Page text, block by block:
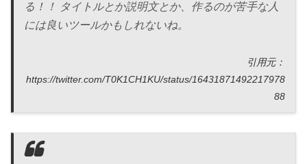
る！！ タイトルとか説明文とか、作るのが苦手な人
には良いツールかもしれないね。
引用元：
https://twitter.com/T0K1CH1KU/status/16431871492217978
88